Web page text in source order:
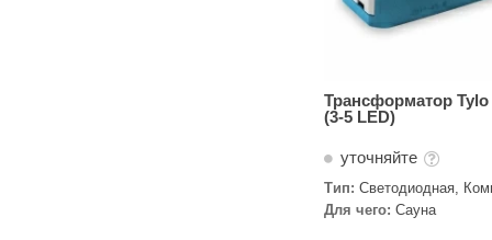
Трансформатор
(3-5 LED)
уточняйте
Тип: Светодиодная,
Трансформаторы
Для чего: Сауна